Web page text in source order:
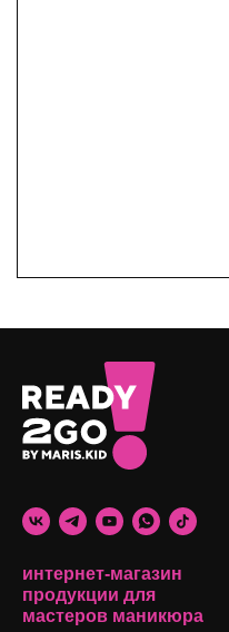
интернет-магазин
продукции для
мастеров маникюра